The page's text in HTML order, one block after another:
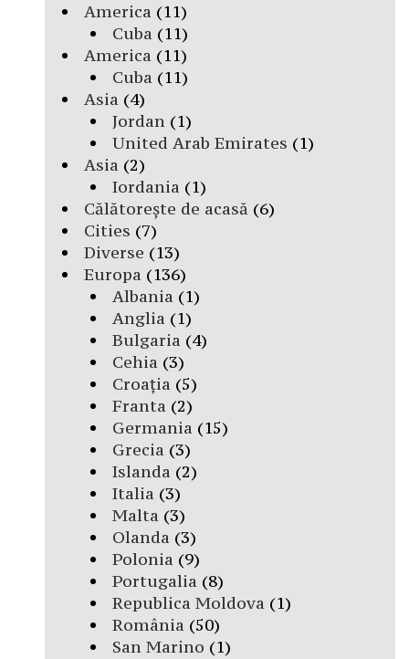
America (11)
Cuba (11)
America (11)
Cuba (11)
Asia (4)
Jordan(1)
United Arab Emirates (1)
Asia (2)
Iordania (1)
Călătorește de acasă (6)
Cities (7)
Diverse (13)
Europa (136)
Albania (1)
Anglia (1)
Bulgaria (4)
Cehia (3)
Croația (5)
Franta (2)
Germania (15)
Grecia (3)
Islanda (2)
Italia (3)
Malta (3)
Olanda (3)
Polonia (9)
Portugalia (8)
Republica Moldova (1)
România (50)
San Marino (1)